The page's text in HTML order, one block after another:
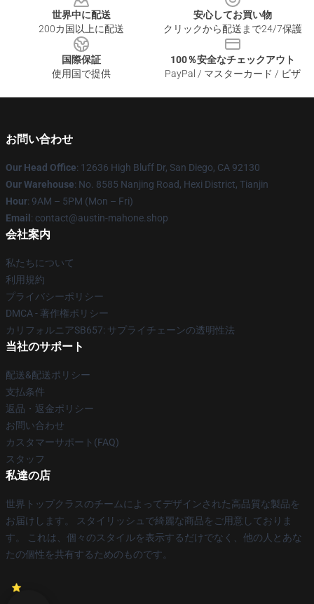
世界中に配送
200カ国以上に配送
安心してお買い物
クリックから配送まで24/7保護
国際保証
使用国で提供
100％安全なチェックアウト
PayPal / マスターカード / ビザ
お問い合わせ
Our Head Office: 12636 High Bluff Dr, San Diego, CA 92130
Our Warehouse: No. 8585 Nanjing Road, Hexi District, Tianjin
Hour: 9AM – 5PM (Mon – Fri)
Email : contact@austin-mahone.shop
会社案内
私たちについて
利用規約
プライバシーポリシー
DMCA - 著作権ポリシー
カリフォルニアSB657: サプライチェーンの透明性法
当社のサポート
配送&配送ポリシー
支払条件
返品・返金ポリシー
お問い合わせ
カスタマーサポート(FAQ)
スタッフ
私達の店
世界トップクラスのチームによってデザインされた高品質な製品を
お届けします。 スタイリッシュで綺麗な商品をご用意しておりま
す。 これは、個々のスタイルを表示するだけでなく、他の人とあな
たの個性を共有するためのものです。